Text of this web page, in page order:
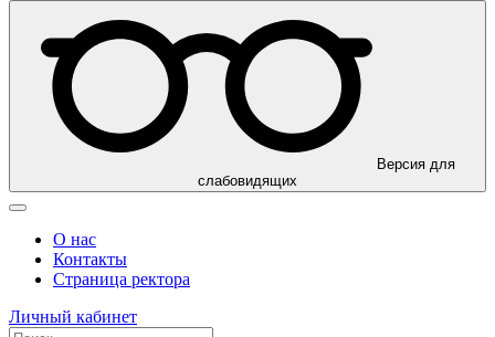
Версия для
слабовидящих
О нас
Контакты
Страница ректора
Личный кабинет